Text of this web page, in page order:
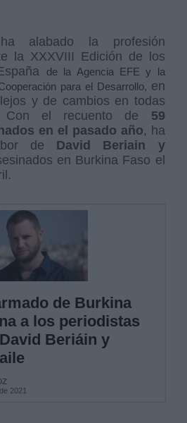
alabado la profesión
la XXXVIII Edición de los
de la Agencia EFE y la
para el Desarrollo, en
y de cambios en todas
Con el recuento de 59
en el pasado año, ha
de David Beriain y
en Burkina Faso el
de Burkina
a los periodistas
Beriáin y
2021